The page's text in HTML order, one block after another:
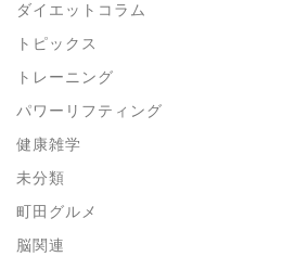
ダイエットコラム
トピックス
トレーニング
パワーリフティング
健康雑学
未分類
町田グルメ
脳関連